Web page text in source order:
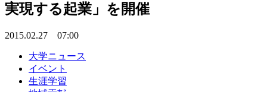
実現する起業」を開催
2015.02.27 07:00
大学ニュース
イベント
生涯学習